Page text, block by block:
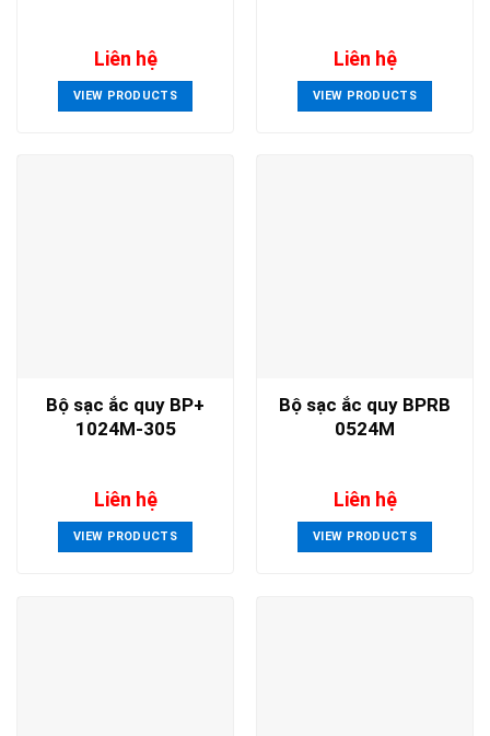
Liên hệ
VIEW PRODUCTS
Liên hệ
VIEW PRODUCTS
Bộ sạc ắc quy BP+
1024M-305
Liên hệ
VIEW PRODUCTS
Bộ sạc ắc quy BPRB
0524M
Liên hệ
VIEW PRODUCTS